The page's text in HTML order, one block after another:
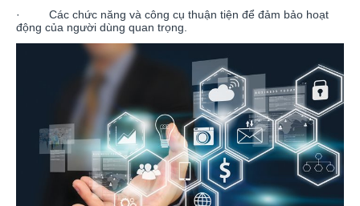
· Các chức năng và công cụ thuận tiện để đảm bảo hoạt
động của người dùng quan trọng.